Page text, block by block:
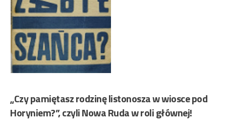
„Czy pamiętasz rodzinę listonosza w wiosce pod
Horyniem?”, czyli Nowa Ruda w roli głównej!